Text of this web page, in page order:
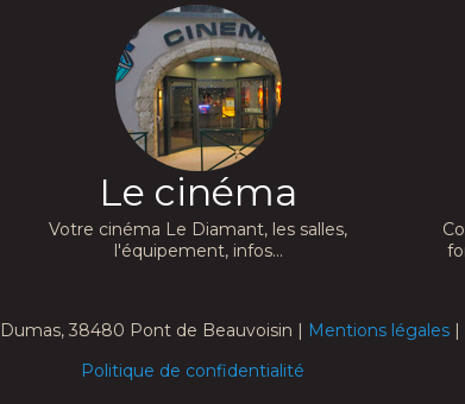
Le cinéma
Votre cinéma Le Diamant, les salles,
l'équipement, infos...
38480 Pont de Beauvoisin | Mentions légales|
Politique de confidentialité